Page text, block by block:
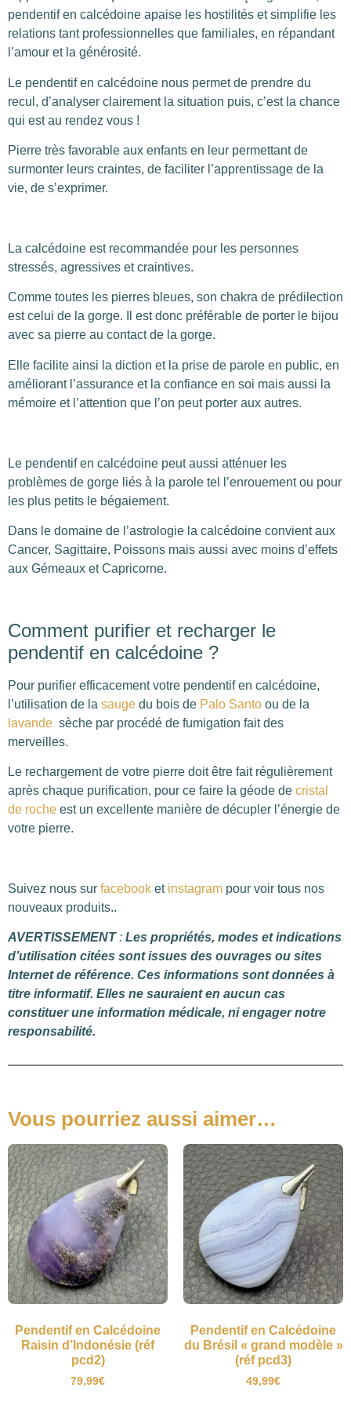
pendentif en calcédoine apaise les hostilités et simplifie les
relations tant professionnelles que familiales, en répandant
l’amour et la générosité.
Le pendentif en calcédoine nous permet de prendre du
recul, d’analyser clairement la situation puis, c’est la chance
qui est au rendez vous !
Pierre très favorable aux enfants en leur permettant de
surmonter leurs craintes, de faciliter l’apprentissage de la
vie, de s’exprimer.
La calcédoine est recommandée pour les personnes
stressés, agressives et craintives.
Comme toutes les pierres bleues, son chakra de prédilection
est celui de la gorge. Il est donc préférable de porter le bijou
avec sa pierre au contact de la gorge.
Elle facilite ainsi la diction et la prise de parole en public, en
améliorant l’assurance et la confiance en soi mais aussi la
mémoire et l’attention que l’on peut porter aux autres.
Le pendentif en calcédoine peut aussi atténuer les
problèmes de gorge liés à la parole tel l’enrouement ou pour
les plus petits le bégaiement.
Dans le domaine de l’astrologie la calcédoine convient aux
Cancer, Sagittaire, Poissons mais aussi avec moins d’effets
aux Gémeaux et Capricorne.
Comment purifier et recharger le
pendentif en calcédoine ?
Pour purifier efficacement votre pendentif en calcédoine,
l’utilisation de la sauge du bois de Palo Santo ou de la
lavande sèche par procédé de fumigation fait des
merveilles.
Le rechargement de votre pierre doit être fait régulièrement
après chaque purification, pour ce faire la géode de cristal
de roche est un excellente manière de décupler l’énergie de
votre pierre.
Suivez nous sur facebook et instagram pour voir tous nos
nouveaux produits..
AVERTISSEMENT: Les propriétés, modes et indications
d’utilisation citées sont issues des ouvrages ou sites
Internet de référence. Ces informations sont données à
titre informatif. Elles ne sauraient en aucun cas
constituer une information médicale, ni engager notre
responsabilité.
Vous pourriez aussi aimer…
Pendentif en Calcédoine
Raisin d’Indonésie (réf
pcd2)
79,99€
Pendentif en Calcédoine
du Brésil « grand modèle »
(réf pcd3)
49,99€